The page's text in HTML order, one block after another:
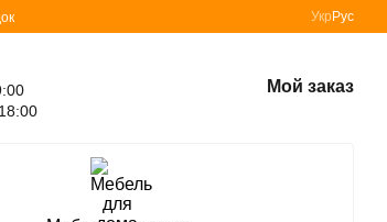
Укр Рус
Мой заказ